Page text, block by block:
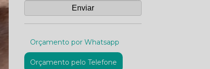
Orçamento por Whatsapp
Orçamento pelo Telefone